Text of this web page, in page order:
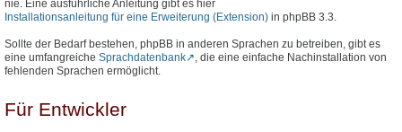
nie. Eine ausführliche Anleitung gibt es hier
Installationsanleitung für eine Erweiterung (Extension) in phpBB 3.3.
Sollte der Bedarf bestehen, phpBB in anderen Sprachen zu betreiben, gibt es
eine umfangreiche Sprachdatenbank
, die eine einfache Nachinstallation von
fehlenden Sprachen ermöglicht.
Für Entwickler